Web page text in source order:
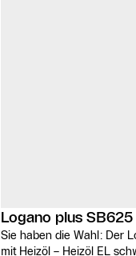
Logano plus SB625
Sie haben die Wahl: Der
mit Heizöl – Heizöl EL